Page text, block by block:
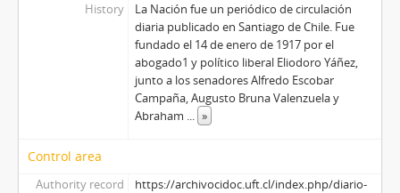
History
La Nación fue un periódico de circulación
diaria publicado en Santiago de Chile. Fue
fundado el 14 de enero de 1917 por el
abogado1​ y político liberal Eliodoro Yáñez,
junto a los senadores Alfredo Escobar
Campaña, Augusto Bruna Valenzuela y
Abraham ... »
Control area
Authority record
https://archivocidoc.uft.cl/index.php/diario-